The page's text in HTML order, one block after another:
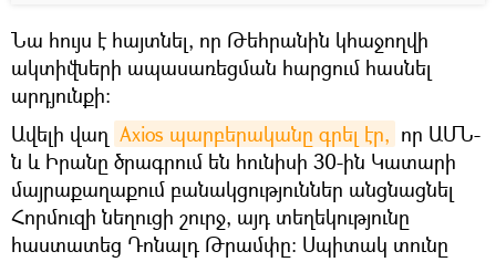
Նա հույս է հայտնել, որ Թեհրանին կհաջողվի
ակտիվների ապասառեցման հարցում հասնել
արդյունքի։
Ավելի վաղ Axios պարբերականը գրել էր, որ ԱՄՆ-
ն և Իրանը ծրագրում են հունիսի 30-ին Կատարի
մայրաքաղաքում բանակցություններ անցնացնել
Հորմուզի նեղուցի շուրջ, այդ տեղեկությունը
հաստատեց Դոնալդ Թրամփը: Սպիտակ տունը